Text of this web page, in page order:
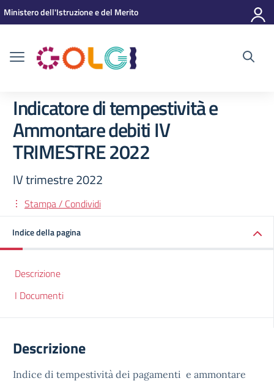
Vai ai contenuti
Vai al menu di navigazione
Vai al footer
Ministero dell'Istruzione e del Merito
Indicatore di tempestività e
Ammontare debiti IV
TRIMESTRE 2022
IV trimestre 2022
Stampa / Condividi
Indice della pagina
Descrizione
I Documenti
Descrizione
Indice di tempestività dei pagamenti e ammontare